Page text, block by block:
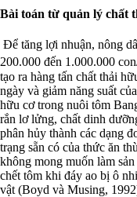
Bài toán từ quản lý chất
Để tăng lợi nhuận, nông
200.000 đến 1.000.000
tạo ra hàng tấn chất thải
ngày và giảm năng suất
hữu cơ trong nuôi tôm
rắn lơ lửng, chất dinh
phân hủy thành các dạng
trạng sẵn có của thức ăn
không mong muốn làm
chết tôm khi đáy ao bị ô
vật (Boyd và Musing,